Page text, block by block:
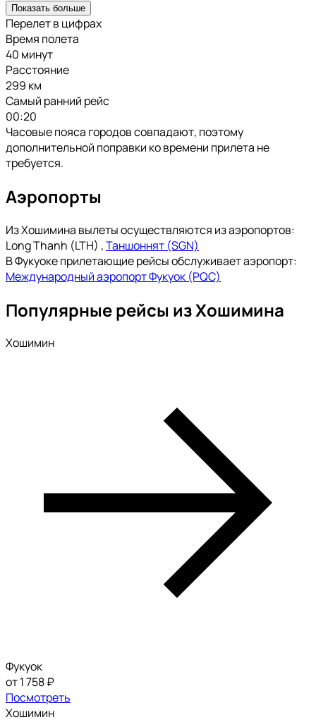
Показать больше
Перелет в цифрах
Время полета
40 минут
Расстояние
299 км
Самый ранний рейс
00:20
Часовые пояса городов совпадают, поэтому
дополнительной поправки ко времени прилета не
требуется.
Аэропорты
Из Хошимина вылеты осуществляются из аэропортов:
Long Thanh (LTH) ,Таншоннят (SGN)
В Фукуоке прилетающие рейсы обслуживает аэропорт:
Международный аэропорт Фукуок (PQC)
Популярные рейсы из Хошимина
Хошимин
Фукуок
от 1 758 ₽
Посмотреть
Хошимин